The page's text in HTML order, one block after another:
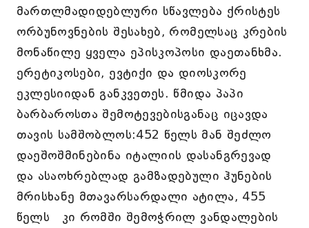
მართლმადიდებლური სწავლება ქრისტეს
ორბუნოვნების შესახებ, რომელსაც კრების
მონაწილე ყველა ეპისკოპოსი დაეთანხმა.
ერეტიკოსები, ევტიქი და დიოსკორე
ეკლესიიდან განკვეთეს. წმიდა პაპი
ბარბაროსთა შემოტევებისგანაც იცავდა
თავის სამშობლოს:452 წელს მან შეძლო
დაეშოშმინებინა იტალიის დასანგრევად
და ასაოხრებლად გამზადებული ჰუნების
მრისხანე მთავარსარდალი ატილა, 455
წელს კი რომში შემოჭრილ ვანდალების